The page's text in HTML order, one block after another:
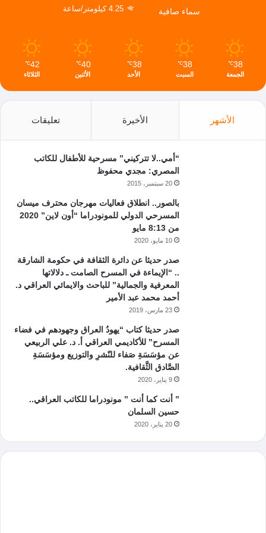
سماء صافية
4.25 كيلومتر/ساعة
38
℃
الجمعة
38
℃
السبت
38
℃
الأحد
40
℃
الأثنين
42
℃
الثلاثاء
الأشهر الأخيرة تعليقات
“أمي..لا تتركيني” مسرحية للأطفال للكاتب
المصري: مجدي محفوظ
20 سبتمبر، 2015
بالصور.. انطلاق فعاليات مهرجان محترف ميسان
المسرحي الدولي للمونودراما “أون لاين” 2020
من 8:13 مايو
10 مايو، 2020
صدر حديثا عن دائرة الثقافة في حكومة الشارقة
.. “الإيماءة في المسرح الصامت ـ دلالاتها
المعرفية والجمالية” للباحث والايمائي العراقي د.
أحمد محمد عبد الأمير
23 مارس، 2019
صدر حديثا كتاب “يهودُ العراق وجهودهم في فضاء
المسرح” للأكاديمي العراقي أ. د. علي الربيعي
عن مؤسَسَةِ صَفاء للنّشرِ والتوزيع ومؤسَسَةِ
الصَّادق الثَّقافية.
9 يناير، 2020
” أنت كما أنت ” مونودراما للكاتب العراقي..
حسين السلمان
20 يناير، 2020